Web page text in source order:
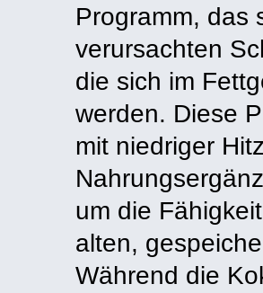
Programm, das
verursachten
die sich im
werden. Diese
mit niedriger
um die
alten,
Während die